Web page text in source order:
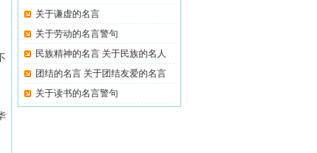
关于谦虚的名言
关于劳动的名言警句
民族精神的名言 关于民族的名人
名 团结的名言 关于团结友爱的名言
关于读书的名言警句